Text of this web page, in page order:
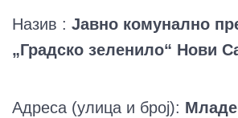
Назив : Јавно комунално
„Градско зеленило“ Нови
Адреса (улица и број):